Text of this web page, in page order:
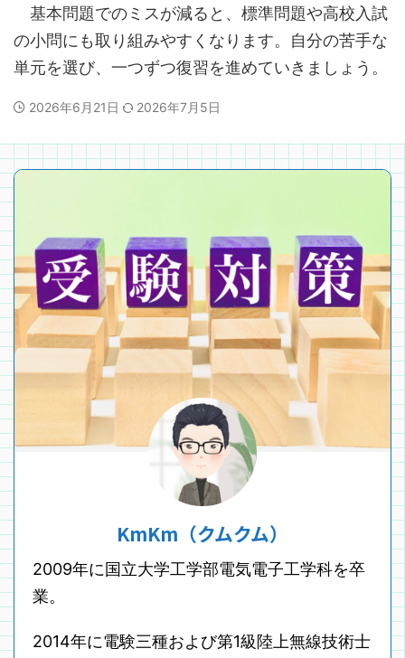
基本問題でのミスが減ると、標準問題や高校入試
の小問にも取り組みやすくなります。自分の苦手な
単元を選び、一つずつ復習を進めていきましょう。
2026年6月21日 2026年7月5日
KmKm（クムクム）
2009年に国立大学工学部電気電子工学科を卒
業。
2014年に電験三種および第1級陸上無線技術士